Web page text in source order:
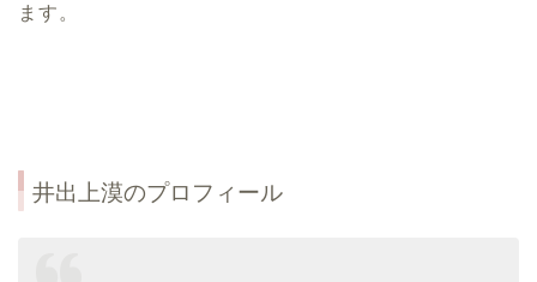
ます。
井出上漠のプロフィール